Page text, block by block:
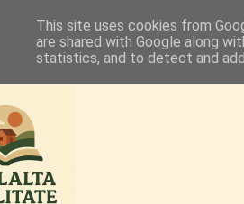
This site uses cookies from
are shared with Google along
statistics, and to detect and